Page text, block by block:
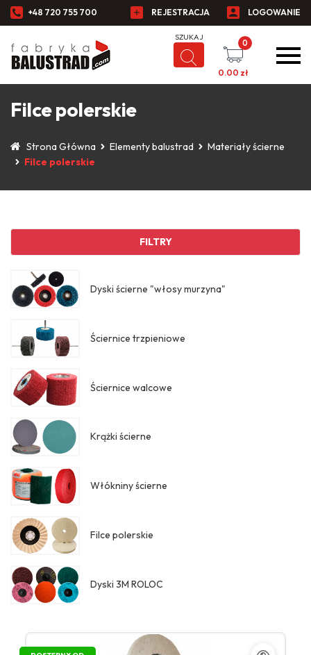
+48 720 755 700 REJESTRACJA LOGOWANIE
0
0.00 zł
Filce polerskie
Strona Główna Elementy balustrad
Materiały ścierne
Filce polerskie
FILTRY
Dyski ścierne "włosy murzyna"
Ściernice trzpieniowe
Ściernice walcowe
Krążki ścierne
Włókniny ścierne
Filce polerskie
Dyski 3M ROLOC